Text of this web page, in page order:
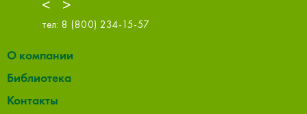
< >
тел: 8 (800) 234-15-57
О компании
Библиотека
Контакты